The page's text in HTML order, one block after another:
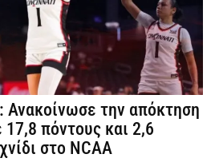
την απόκτηση
πόντους και 2,6
στο NCAA